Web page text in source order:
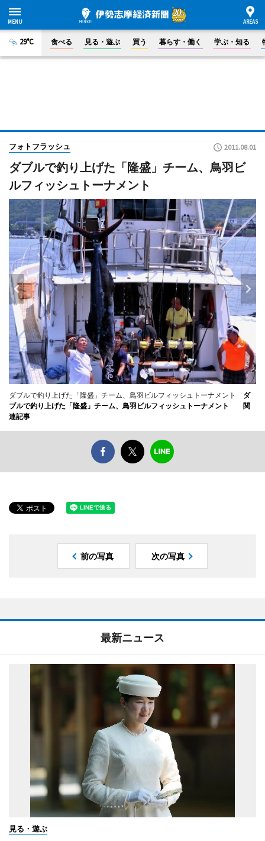
29°C 食べる 見る・遊ぶ 買う 暮らす・働く 学ぶ・知る
フォトフラッシュ 2011.08.01
ダブルで釣り上げた「隆盛」チーム、鳥羽ビ
ルフィッシュトーナメント
ダブルで釣り上げた「隆盛」チーム、鳥羽ビルフィッシュトーナメント ダ
ブルで釣り上げた「隆盛」チーム、鳥羽ビルフィッシュトーナメント
関
連記事
前の写真 次の写真
最新ニュース
見る・遊ぶ